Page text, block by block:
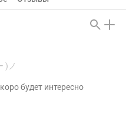
)ノ
будет интересно